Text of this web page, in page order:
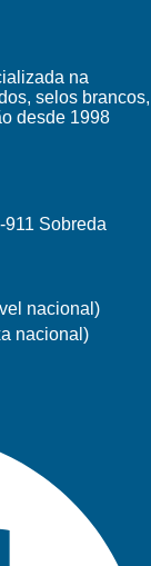
na
selos brancos,
desde 1998
Sobreda
nacional)
nacional)